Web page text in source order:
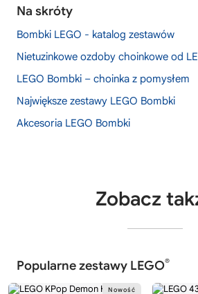
Na skróty
Bombki LEGO - katalog zestawów
Nietuzinkowe ozdoby choinkowe od
LEGO Bombki – choinka z pomysłem
Największe zestawy LEGO Bombki
Akcesoria LEGO Bombki
Zobacz
Popularne zestawy LEGO®